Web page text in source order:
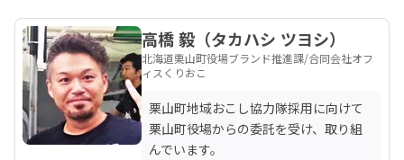
高橋 毅（タカハシ ツヨシ）
北海道栗山町役場ブランド推進課/合同会社オフ
ィスくりおこ
栗山町地域おこし協力隊採用に向けて
栗山町役場からの委託を受け、取り組
んでいます。